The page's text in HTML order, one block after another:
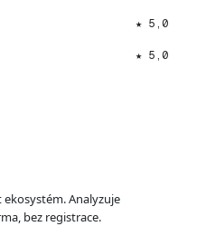
★ 5,0
★ 5,0
Analyzuje
bez registrace.